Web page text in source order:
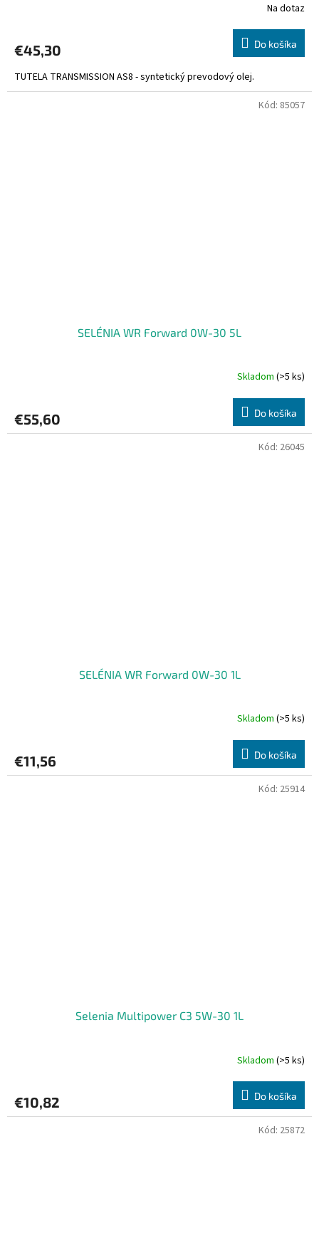
Na dotaz
€45,30 Do košíka
TUTELA TRANSMISSION AS8 - syntetický prevodový olej.
SELÉNIA WR Forward 0W-30 5L
Skladom (>5 ks)
€55,60 Do košíka
Kód: 85057
SELÉNIA WR Forward 0W-30 1L
Skladom (>5 ks)
€11,56 Do košíka
Kód: 26045
Selenia Multipower C3 5W-30 1L
Skladom (>5 ks)
€10,82 Do košíka
Kód: 25914
Kód: 25872